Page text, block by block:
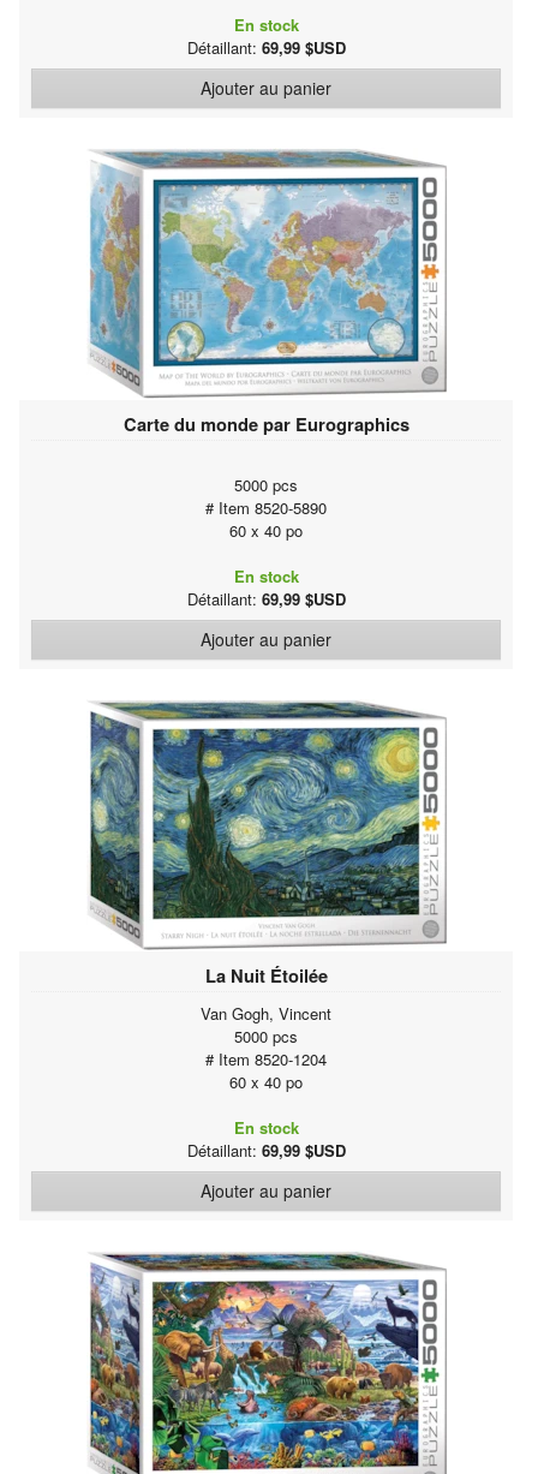
En stock
Détaillant: 69,99 $USD
Ajouter au panier
Carte du monde par Eurographics
5000 pcs
# Item 8520-5890
60 x 40 po
En stock
Détaillant: 69,99 $USD
Ajouter au panier
La Nuit Étoilée
Van Gogh, Vincent
5000 pcs
# Item 8520-1204
60 x 40 po
En stock
Détaillant: 69,99 $USD
Ajouter au panier